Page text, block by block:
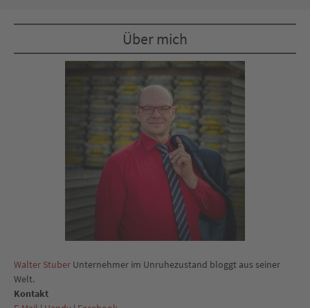
Über mich
Walter Stuber Unternehmer im Unruhezustand bloggt aus seiner
Welt.
Kontakt